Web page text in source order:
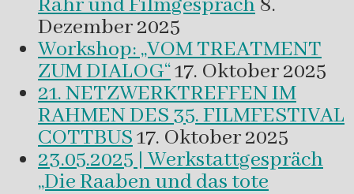
Rahr und Filmgespräch 8.
Dezember 2025
Workshop: „VOM TREATMENT
ZUM DIALOG“17. Oktober 2025
21. NETZWERKTREFFEN IM
RAHMEN DES 35. FILMFESTIVAL
COTTBUS17. Oktober 2025
23.05.2025 | Werkstattgespräch
„Die Raaben und das tote